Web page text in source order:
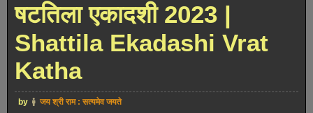
षटतिला एकादशी 2023 |
Shattila Ekadashi Vrat
Katha
by जय श्री राम : सत्यमेव जयते